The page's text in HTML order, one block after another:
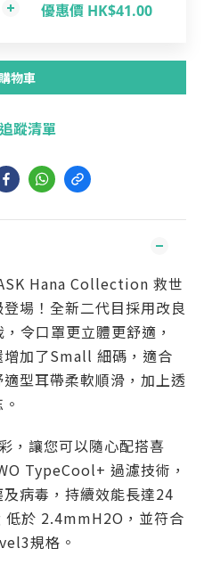
優惠價 HK$41.00
物車
蹤清單
Hana Collection 救世
場！全新二代目採用改良
令口罩更立體更舒適，
加了Small 細碼，適合
型耳帶柔軟順滑，加上透
，讓您可以隨心配搭喜
TypeCool+ 過濾技術，
病毒，持續效能長達24
於 2.4mmH2O，並符合
規格。